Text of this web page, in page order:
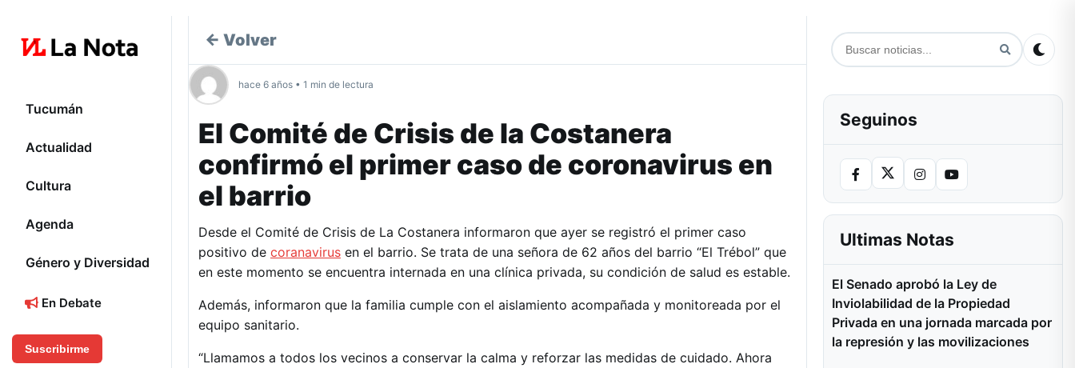
Tucumán
Actualidad
Cultura
Agenda
Género y Diversidad
En Debate
Suscribirme
← Volver
hace 6 años • 1 min de lectura
El Comité de Crisis de la Costanera
confirmó el primer caso de coronavirus en
el barrio
Desde el Comité de Crisis de La Costanera informaron que ayer se registró el primer caso
positivo de coranavirus en el barrio. Se trata de una señora de 62 años del barrio “El Trébol” que
en este momento se encuentra internada en una clínica privada, su condición de salud es estable.
Además, informaron que la familia cumple con el aislamiento acompañada y monitoreada por el
equipo sanitario.
“Llamamos a todos los vecinos a conservar la calma y reforzar las medidas de cuidado. Ahora
Seguinos
Ultimas Notas
El Senado aprobó la Ley de
Inviolabilidad de la Propiedad
Privada en una jornada marcada por
la represión y las movilizaciones